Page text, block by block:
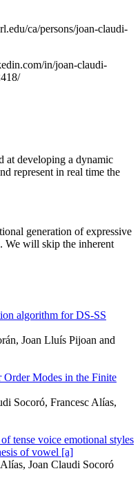
ca/persons/joan-claudi-
in/joan-claudi-
developing a dynamic
represent in real time the
generation of expressive
We will skip the inherent
algorithm for DS-SS
Joan Lluís Pijoan and
Modes in the Finite
Socoró, Francesc Alías,
tense voice emotional styles
of vowel [a]
Joan Claudi Socoró